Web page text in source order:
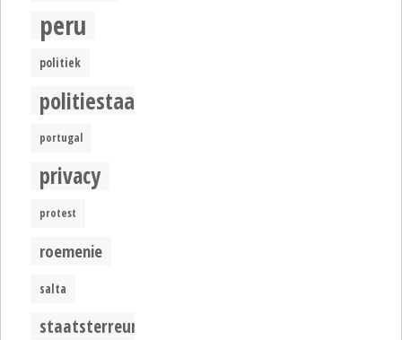
peru
politiek
politiestaat
portugal
privacy
protest
roemenie
salta
staatsterreur